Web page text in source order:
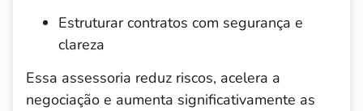
Estruturar contratos com segurança e
clareza
Essa assessoria reduz riscos, acelera a
negociação e aumenta significativamente as